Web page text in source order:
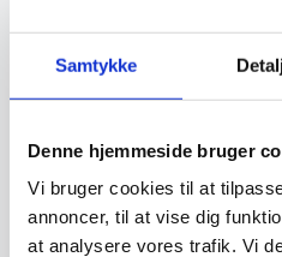
Samtykke
Denne hjemmeside bruger
Vi bruger cookies til at
annoncer, til at vise dig
at analysere vores trafik. Vi
§100 og
ordninger
Kommune
vikarer, der er
VUM 2,0, beregne og
merudgifter eller SEL